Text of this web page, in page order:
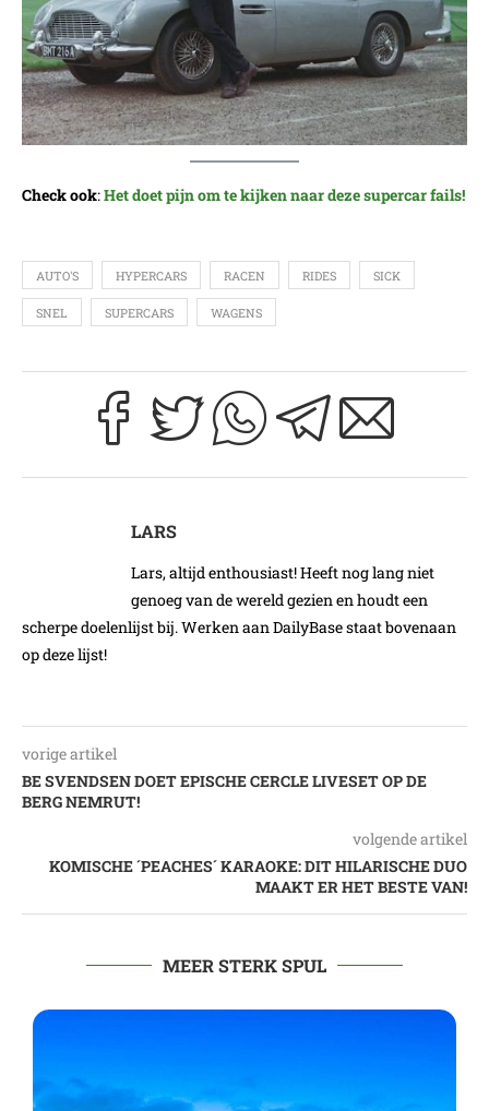
Check ook:Het doet pijn om te kijken naar deze supercar fails!
AUTO'S HYPERCARS RACEN RIDES SICK
SNEL SUPERCARS WAGENS
LARS
Lars, altijd enthousiast! Heeft nog lang niet
genoeg van de wereld gezien en houdt een
scherpe doelenlijst bij. Werken aan DailyBase staat bovenaan
op deze lijst!
vorige artikel
BE SVENDSEN DOET EPISCHE CERCLE LIVESET OP DE
BERG NEMRUT!
volgende artikel
KOMISCHE ´PEACHES´ KARAOKE: DIT HILARISCHE DUO
MAAKT ER HET BESTE VAN!
MEER STERK SPUL